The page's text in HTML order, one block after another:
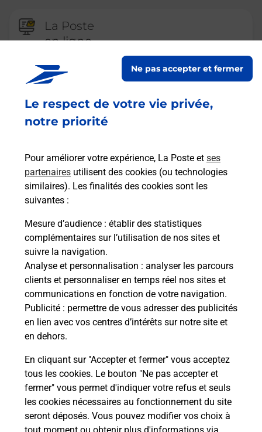
Le respect de votre vie privée,
notre priorité
Pour améliorer votre expérience, La Poste et ses
partenaires utilisent des cookies (ou technologies
similaires). Les finalités des cookies sont les
suivantes :
Mesure d’audience : établir des statistiques
complémentaires sur l’utilisation de nos sites et
suivre la navigation.
Analyse et personnalisation : analyser les parcours
clients et personnaliser en temps réel nos sites et
communications en fonction de votre navigation.
Publicité : permettre de vous adresser des publicités
en lien avec vos centres d’intérêts sur notre site et
en dehors.
En cliquant sur "Accepter et fermer" vous acceptez
tous les cookies. Le bouton "Ne pas accepter et
fermer" vous permet d'indiquer votre refus et seuls
les cookies nécessaires au fonctionnement du site
seront déposés. Vous pouvez modifier vos choix à
Ne pas accepter et fermer
La Poste
en ligne
Ouvert 24h/24
Questions fréquemment posées
Quel réseau utilise La Poste Mobile ?
Est-ce que je peux garder mon
numéro de mobile gratuitement ?
Est-ce que je peux bénéficier de la 5G
avec La Poste Mobile ?
Est-ce que je peux utiliser mon forfait
à l’étranger avec La Poste Mobile ?
Est-ce que je peux payer mon iPhone